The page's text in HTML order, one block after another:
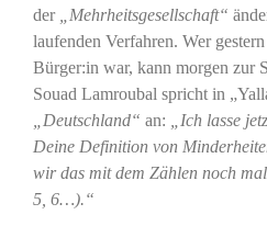
der
„Mehrheitsgesellschaft“
laufenden Verfahren. Wer
Bürger:in war, kann morgen zur
Souad Lamroubal spricht in
„Deutschland“ an:
„Ich lasse
Deine Definition von
wir das mit dem Zählen noch
5, 6…).“